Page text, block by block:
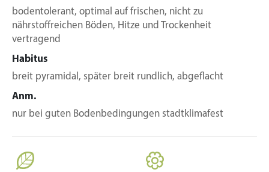
bodentolerant, optimal auf frischen, nicht zu
nährstoffreichen Böden, Hitze und Trockenheit
vertragend
Habitus
breit pyramidal, später breit rundlich, abgeflacht
Anm.
nur bei guten Bodenbedingungen stadtklimafest